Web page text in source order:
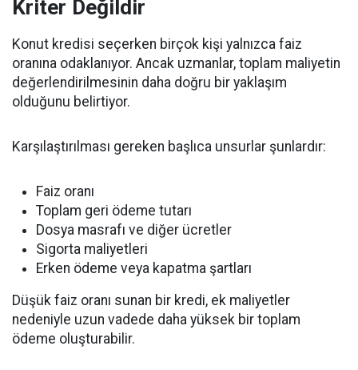
Kriter Değildir
Konut kredisi seçerken birçok kişi yalnızca faiz
oranına odaklanıyor. Ancak uzmanlar, toplam maliyetin
değerlendirilmesinin daha doğru bir yaklaşım
olduğunu belirtiyor.
Karşılaştırılması gereken başlıca unsurlar şunlardır:
Faiz oranı
Toplam geri ödeme tutarı
Dosya masrafı ve diğer ücretler
Sigorta maliyetleri
Erken ödeme veya kapatma şartları
Düşük faiz oranı sunan bir kredi, ek maliyetler
nedeniyle uzun vadede daha yüksek bir toplam
ödeme oluşturabilir.